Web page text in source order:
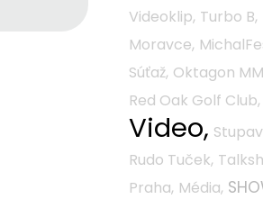
Videoklip, Turbo B,
Moravce,
Súťaž, Oktagon
Red Oak Golf Club,
Video,
Rudo Tuček,
Praha, Média,